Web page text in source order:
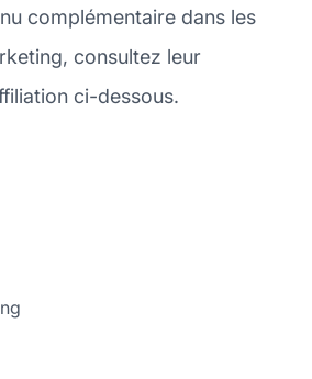
complémentaire dans les
consultez leur
ci-dessous.